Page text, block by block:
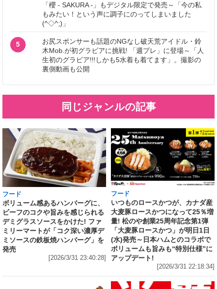
「櫻 - SAKURA -」もデジタル限定で発売～「今の私
もみたい！という声に調子にのってしまいました
(^◇^;)」
5
お尻スポンサーも話題のNGなし破天荒アイドル・鈴
木Mob.が初グラビアに挑戦! 「週プレ」に登場～「人
生初のグラビア!!!しかも5水着も着てます」。撮影の
裏側動画も公開
同じジャンルの記事
フード
ボリューム感あるハンバーグに、
ビーフのコクや旨みを感じられる
デミグラスソースをかけた! ファ
ミリーマートが「コク深い濃厚デ
ミソースの鉄板焼ハンバーグ」を
発売
[2026/3/31 23:40:28]
フード
いつものロースかつが、カナダ産
大麦豚ロースかつになって25％増
量! 松のや創業25周年記念第1弾
「大麦豚ロースかつ」が明日1日
(水)発売～日本ハムとのコラボで
ボリュームも旨みも“特別仕様”に
アップデート!
[2026/3/31 22:18:34]